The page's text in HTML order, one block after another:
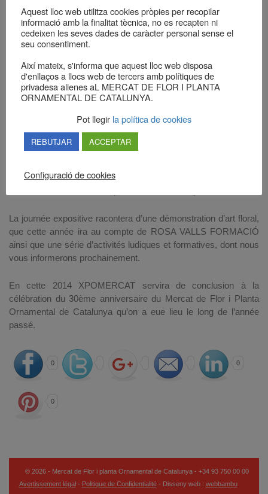
nous
célébrerons
une nouvelle
la grande
exposition de
des accessoires, dans un évènement de référence qui essaie
d’arriver non seulement aux professionnels du magasin de
l’objectif de promouvoir la consommation de fleurs et de plantes
La journée expositive racontera d’une démonstration d’art floral,
que cette année ira au compte de ROSA VALLS FORMACIÓ
ainsi que une série d’activités ludiques et formatives, dont nous
vous informerons prochainement.
En cette 2014 XPOMERCAT servira de conclusion à la
célébration du 30ème anniversaire du Mercat de Flor i Planta
Ornamental de Catalunya qu’on a eue lieu le long de l’année
passé.
0 0
0
© 2026 - Mercat de Flor i planta Ornamental de Catalunya - +34 93 750 00 00
Avertissement légal- Politique de Confidentialité- Disseny web : webbambu
Aquest lloc web utilitza cookies pròpies per recopilar
informació amb la finalitat tècnica, no es recapten ni
cedeixen les seves dades de caràcter personal sense el
seu consentiment.
Així mateix, s'informa que aquest lloc web disposa
d'enllaços a llocs web de tercers amb polítiques de
privadesa alienes aL MERCAT DE FLOR I PLANTA
ORNAMENTAL DE CATALUNYA.
Pot llegir la política de cookies
REBUTJAR ACCEPTAR
Configuració de cookies